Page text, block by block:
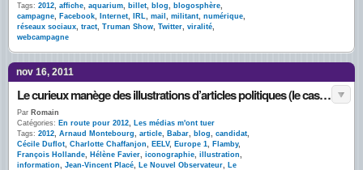
Tags: 2012, affiche, aquarium, billet, blog, blogosphère,
campagne, Facebook, Internet, IRL, mail , militant, numérique,
réseaux sociaux, tract, Truman Show, Twitter, viralité,
webcampagne
nov 16, 2011
Le curieux manège des illustrations d’articles politiques (le cas Hollande)
Par Romain
Catégories: En route pour 2012, Les médias m'ont tuer
Tags: 2012, Arnaud Montebourg, article, Babar, blog, candidat,
Cécile Duflot, Charlotte Chaffanjon, EELV, Europe 1, Flamby,
François Hollande, Hélène Favier, iconographie, illustration,
information, Jean-Vincent Placé, Le Nouvel Observateur, Le